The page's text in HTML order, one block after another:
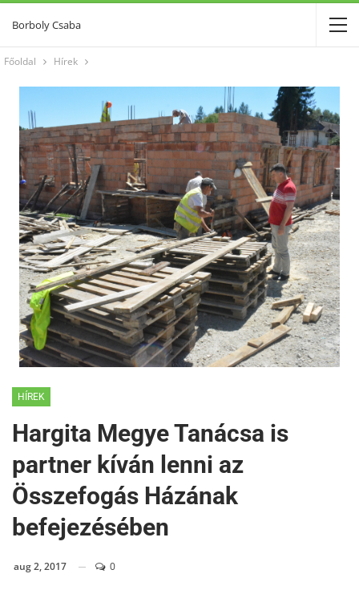
Borboly Csaba
Főoldal Hírek
HÍREK
Hargita Megye Tanácsa is
partner kíván lenni az
Összefogás Házának
befejezésében
aug 2, 2017 0